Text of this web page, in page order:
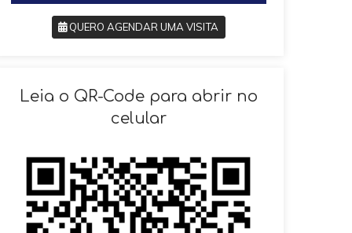
QUERO AGENDAR UMA VISITA
VOLTAR
Leia o QR-Code para abrir no
celular